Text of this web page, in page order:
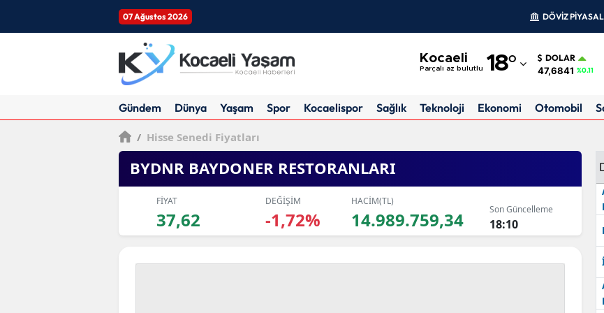
07 Ağustos 2026 DÖVİZ
Kocaeli
Parçalı az bulutlu 18°
Adıyaman
Ankara
Antalya
DOLAR
47,6841 %0.11
Gündem Dünya Yaşam Spor Kocaelispor Sağlık Teknoloji Ekonomi Otomobil
/ Hisse Senedi Fiyatları
BYDNR BAYDONER RESTORANLARI
FİYAT
37,62
DEĞİŞİM
-1,72%
HACİM(TL)
14.989.759,34 Son Güncelleme
18:10